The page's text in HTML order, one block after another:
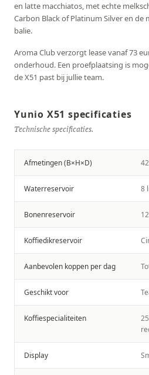
en latte macchiatos, met echte
Carbon Black of Platinum Silver en de
balie.
Aroma Club verzorgt lease vanaf 73
onderhoud. Een proefplaatsing is
de X51 past bij jullie team.
Yunio X51 specificaties
Technische specificaties.
Afmetingen (B×H×D)
Waterreservoir 8
Bonenreservoir
Koffiedikreservoir
Aanbevolen koppen per dag
Geschikt voor
Koffiespecialiteiten
Display